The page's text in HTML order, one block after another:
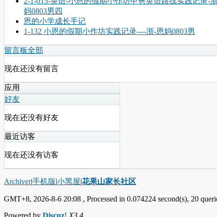
妈0803男四
恩的小学成长手记
1-132 小恩的假期小作坊实践记录----浙-恩妈0803男
留言板全部
现在还没有留言
应用
好友
现在还没有好友
最近访客
现在还没有访客
Archiver|手机版|小黑屋|花果山家长社区
GMT+8, 2026-8-6 20:08 , Processed in 0.074224 second(s), 20
Powered by Discuz! X3.4